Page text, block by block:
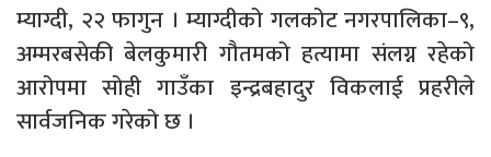
म्याग्दी, २२ फागुन । म्याग्दीको गलकोट नगरपालिका–९,
अम्मरबसेकी बेलकुमारी गौतमको हत्यामा संलग्न रहेको
आरोपमा सोही गाउँका इन्द्रबहादुर विकलाई प्रहरीले
सार्वजनिक गरेको छ ।